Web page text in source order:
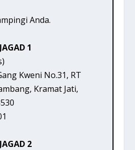
Anda.
1
Kweni No.31, RT
Kramat Jati,
2